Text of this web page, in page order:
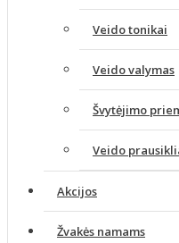
Veido tonikai
Veido valymas
Švytėjimo
Veido
Akcijos
Žvakės namams